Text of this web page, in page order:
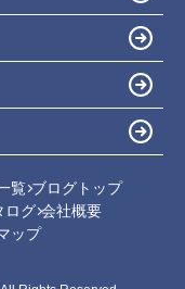
覧 ブログトップ
ログ 会社概要
ップ